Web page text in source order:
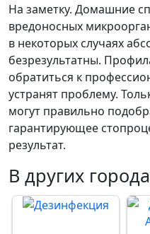
На заметку. Домашние
вредоносных
в некоторых случаях
безрезультатны.
обратиться к
устранят проблему.
могут правильно
гарантирующее
результат.
В других